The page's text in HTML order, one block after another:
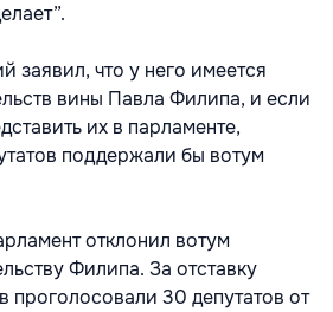
заявил, что у него имеется
вины Павла Филипа, и если
их в парламенте,
поддержали бы вотум
отклонил вотум
Филипа. За отставку
проголосовали 30 депутатов от